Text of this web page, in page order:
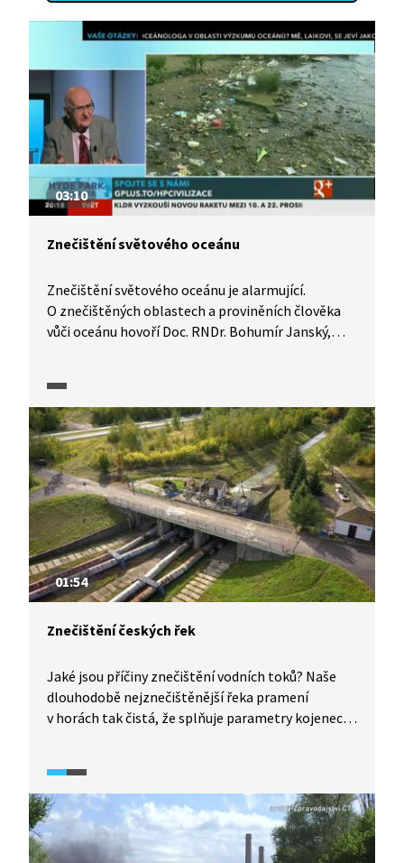
03:10
Znečištění světového oceánu
Znečištění světového oceánu je alarmující.
O znečištěných oblastech a proviněních člověka
vůči oceánu hovoří Doc. RNDr. Bohumír Janský,
01:54
Znečištění českých řek
Jaké jsou příčiny znečištění vodních toků? Naše
dlouhodobě nejznečištěnější řeka pramení
v horách tak čistá, že splňuje parametry kojenecké
můžeme bojovat?